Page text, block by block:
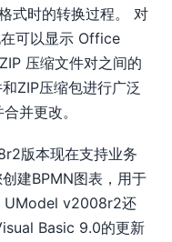
式时的转换过程。 对
可以显示 Office
压缩文件对之间的
ZIP压缩包进行广泛
并更改。
版本现在支持业务
建BPMN图表，用于
UModel v2008r2还
Basic 9.0的更新